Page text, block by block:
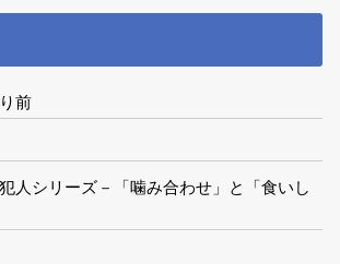
前
人シリーズ－「噛み合わせ」と「食いし